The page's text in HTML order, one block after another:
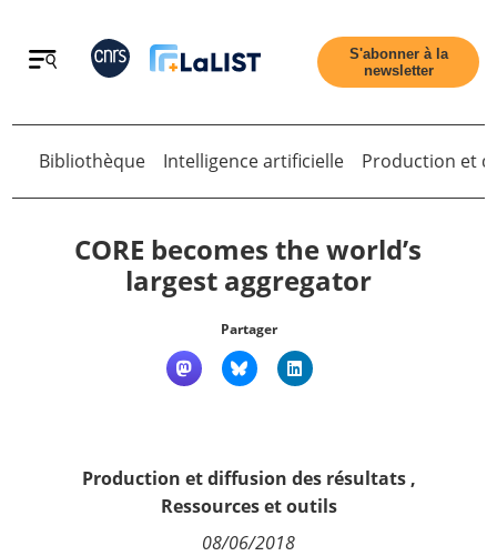
Retour
S'abonner à la
newsletter
Retour
Bibliothèque Intelligence artificielle Production et
CORE becomes the world’s
largest aggregator
Partager
Production et diffusion des résultats,
Ressources et outils
08/06/2018